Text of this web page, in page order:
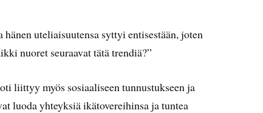
uteliaisuutensa syttyi entisestään, joten
nuoret seuraavat tätä trendiä?”
liittyy myös sosiaaliseen tunnustukseen ja
luoda yhteyksiä ikätovereihinsa ja tuntea